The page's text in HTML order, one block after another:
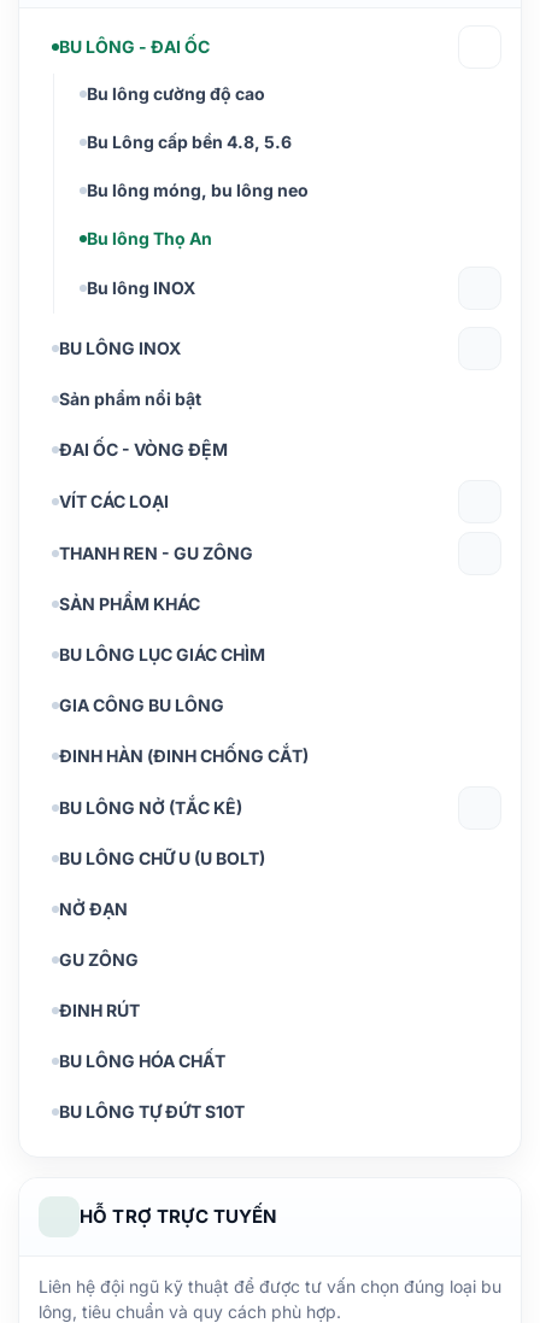
BU LÔNG - ĐAI ỐC
Bu lông cường độ cao
Bu Lông cấp bền 4.8, 5.6
Bu lông móng, bu lông neo
Bu lông Thọ An
Bu lông INOX
BU LÔNG INOX
Sản phẩm nổi bật
ĐAI ỐC - VÒNG ĐỆM
VÍT CÁC LOẠI
THANH REN - GU ZÔNG
SẢN PHẨM KHÁC
BU LÔNG LỤC GIÁC CHÌM
GIA CÔNG BU LÔNG
ĐINH HÀN (ĐINH CHỐNG CẮT)
BU LÔNG NỞ (TẮC KÊ)
BU LÔNG CHỮ U (U BOLT)
NỞ ĐẠN
GU ZÔNG
ĐINH RÚT
BU LÔNG HÓA CHẤT
BU LÔNG TỰ ĐỨT S10T
HỖ TRỢ TRỰC TUYẾN
Liên hệ đội ngũ kỹ thuật để được tư vấn chọn đúng loại bu
lông, tiêu chuẩn và quy cách phù hợp.